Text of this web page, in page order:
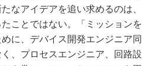
なアイデアを追い求めるのは、
ことではない。「ミッションを
に、デバイス開発エンジニア同
、プロセスエンジニア、回路設